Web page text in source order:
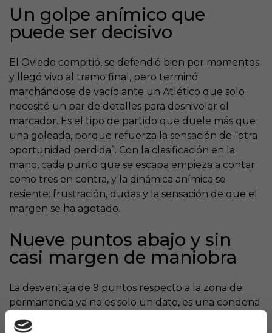
Un golpe anímico que
puede ser decisivo
El Oviedo compitió, se defendió bien por momentos
y llegó vivo al tramo final, pero terminó
marchándose de vacío ante un Atlético que solo
necesitó un par de detalles para desnivelar el
marcador. Es el tipo de partido que duele más que
una goleada, porque refuerza la sensación de “otra
oportunidad perdida”. Con la clasificación en la
mano, cada punto que se escapa empieza a contar
como tres en contra, y la dinámica anímica se
resiente: frustración, dudas y la sensación de que el
margen se ha agotado.
Nueve puntos abajo y sin
casi margen de maniobra
La desventaja de 9 puntos respecto a la zona de
permanencia ya no es solo un dato, es una condena
en cuenta atrás. Para un equipo que sufre para